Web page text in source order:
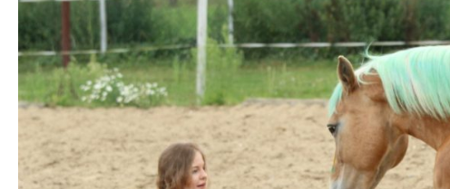
STA­TI­ON 62
STA­TI­ON 64
BRÜ­CKEN­TEAM
VER­AN­STAL­TUN­GEN
MUT­PER­LEN
WALD­PI­RA­TEN